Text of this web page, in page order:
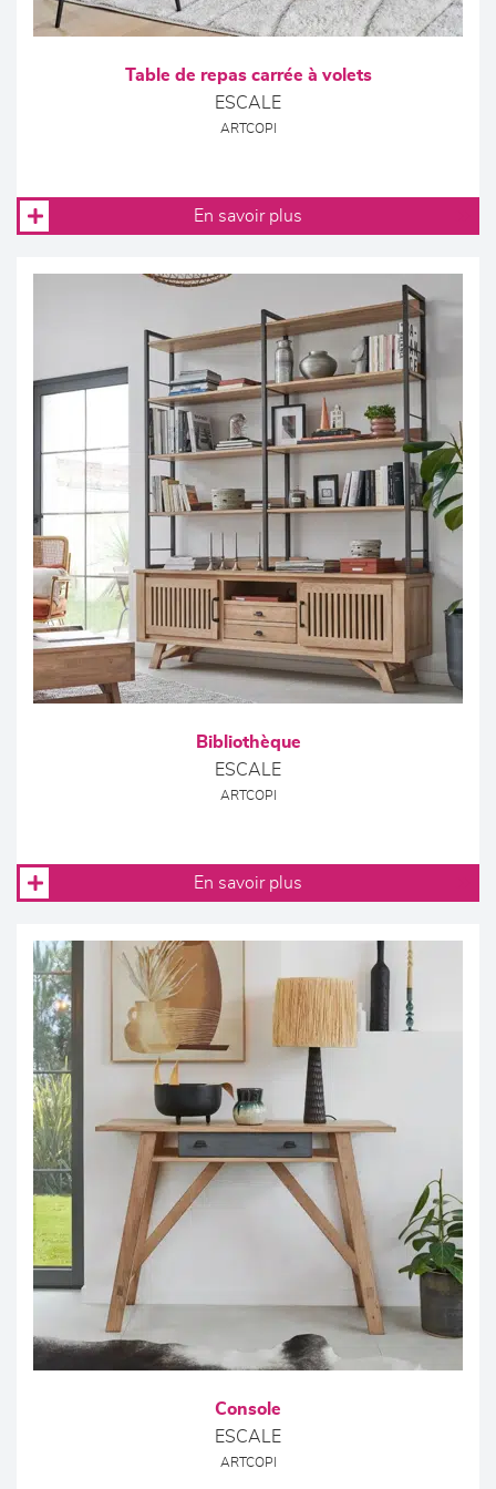
Table de repas carrée à volets
ESCALE
ARTCOPI
En savoir plus
Bibliothèque
ESCALE
ARTCOPI
En savoir plus
Console
ESCALE
ARTCOPI